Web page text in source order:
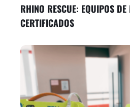
RHINO RESCUE: EQUIPOS
CERTIFICADOS